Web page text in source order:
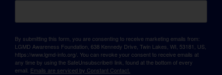
By submitting this form, you are consenting to receive marketing emails from:
LGMD Awareness Foundation, 638 Kennedy Drive, Twin Lakes, WI, 53181, US,
https://www.lgmd-info.org/. You can revoke your consent to receive emails at
any time by using the SafeUnsubscribe® link, found at the bottom of every
email. Emails are serviced by Constant Contact.